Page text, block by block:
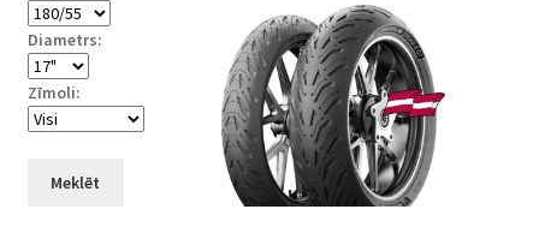
Diametrs:
Zīmoli:
Meklēt